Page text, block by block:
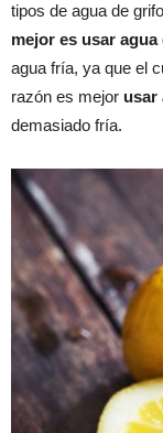
tipos de agua de
mejor es usar
agua fría, ya que el
razón es mejor usar
demasiado fría.